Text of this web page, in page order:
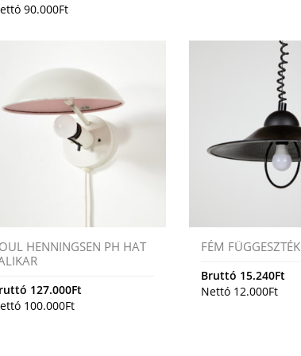
90.000Ft
HENNINGSEN PH HAT
127.000Ft
100.000Ft
FÉM FÜGGESZTÉK
Bruttó 15.240Ft
Nettó 12.000Ft